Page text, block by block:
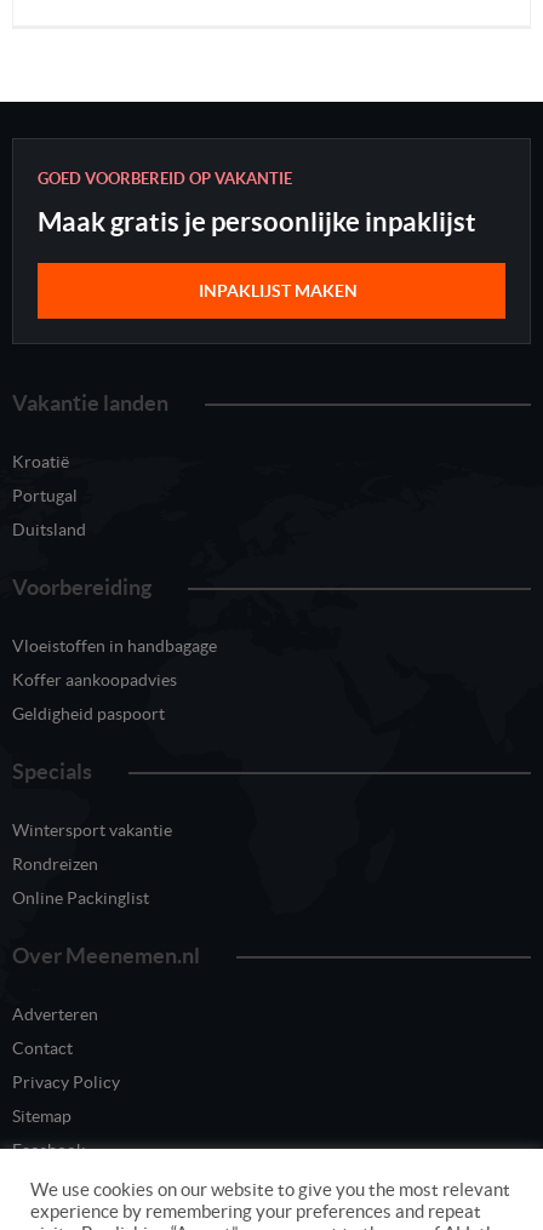
GOED VOORBEREID OP VAKANTIE
Maak gratis je persoonlijke inpaklijst
INPAKLIJST MAKEN
Vakantie landen
Kroatië
Portugal
Duitsland
Voorbereiding
Vloeistoffen in handbagage
Koffer aankoopadvies
Geldigheid paspoort
Specials
Wintersport vakantie
Rondreizen
Online Packinglist
Over Meenemen.nl
Adverteren
Contact
Privacy Policy
Sitemap
Facebook
Twitter
We use cookies on our website to give you the most relevant
experience by remembering your preferences and repeat